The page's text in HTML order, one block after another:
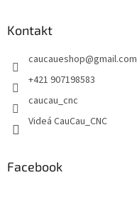
Kontakt
caucaueshop@gmail.com
+421 907198583
caucau_cnc
Videá CauCau_CNC
Facebook